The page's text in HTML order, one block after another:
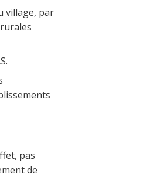
village, par
pas
de